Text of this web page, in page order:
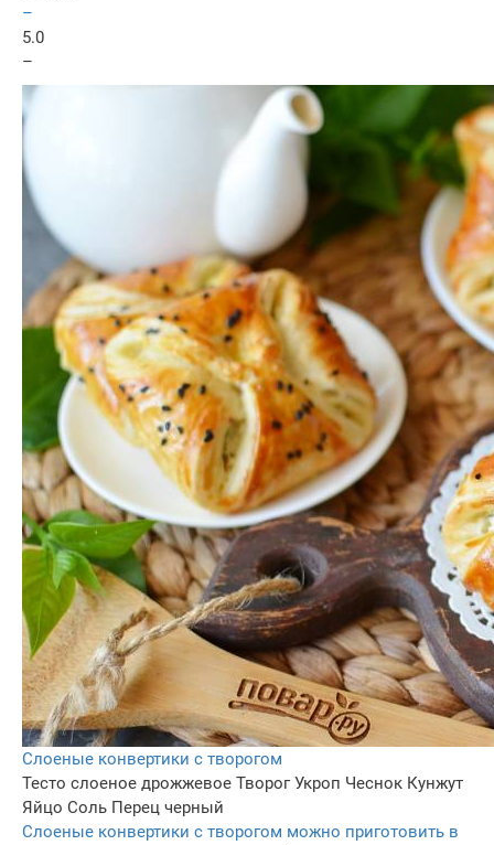
–
5.0
–
Слоеные конвертики с творогом
Тесто слоеное дрожжевое Творог Укроп Чеснок Кунжут
Яйцо Соль Перец черный
Слоеные конвертики с творогом можно приготовить в